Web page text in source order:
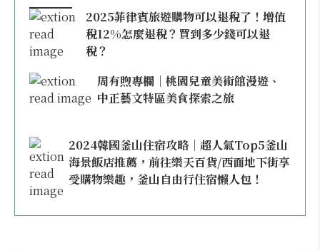
2025菲律賓旅遊購物可以退稅了！增值
稅12%怎麼退稅？買到多少錢可以退
稅？
周有煦專欄｜桃園兒童美術館漫遊、
中正藝文特區美食探索之旅
2024韓國釜山住宿攻略｜超人氣Top5釜山
海景飯店推薦，前往樂天百貨/西面地下街享
受購物樂趣，釜山自由行住宿懶人包！